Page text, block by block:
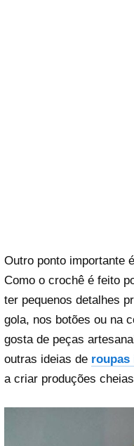
Outro ponto importante
Como o crochê é feito
ter pequenos detalhes
gola, nos botões ou na
gosta de peças
outras ideias de roupas
a criar produções